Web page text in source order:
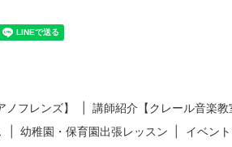
フレンズ】 講師紹介【クレール音楽教
幼稚園・保育園出張レッスン イベント